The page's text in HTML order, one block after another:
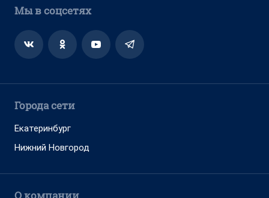
Мы в соцсетях
Города сети
Екатеринбург
Нижний Новгород
О компании